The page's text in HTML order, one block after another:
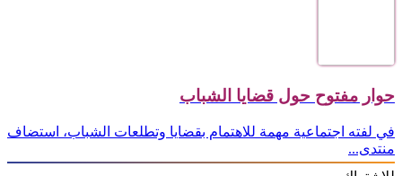
حوار مفتوح حول قضايا الشباب
في لفته اجتماعية مهمة للاهتمام بقضايا وتطلعات الشباب، استضاف
منتدى...